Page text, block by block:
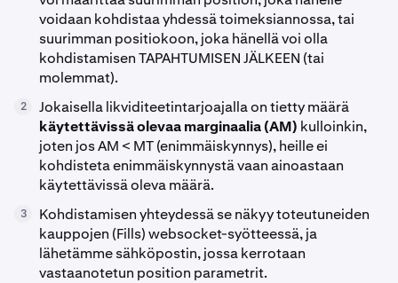
voidaan kohdistaa yhdessä toimeksiannossa, tai
suurimman positiokoon, joka hänellä voi olla
kohdistamisen TAPAHTUMISEN JÄLKEEN (tai
molemmat).
2
Jokaisella likviditeetintarjoajalla on tietty määrä
käytettävissä olevaa marginaalia (AM) kulloinkin,
joten jos AM < MT (enimmäiskynnys), heille ei
kohdisteta enimmäiskynnystä vaan ainoastaan
käytettävissä oleva määrä.
3
Kohdistamisen yhteydessä se näkyy toteutuneiden
kauppojen (Fills) websocket-syötteessä, ja
lähetämme sähköpostin, jossa kerrotaan
vastaanotetun position parametrit.